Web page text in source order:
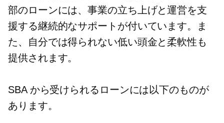
部のローンには、事業の立ち上げと運営を支
援する継続的なサポートが付いています。ま
た、自分では得られない低い頭金と柔軟性も
提供されます。
SBA から受けられるローンには以下のものが
あります。